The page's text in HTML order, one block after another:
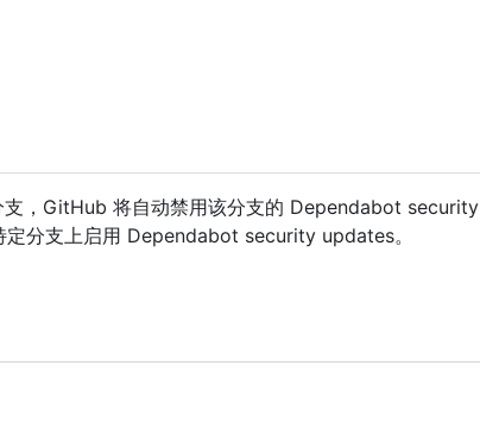
支，GitHub 将自动禁用该分支的 Dependabot security
分支上启用 Dependabot security updates。